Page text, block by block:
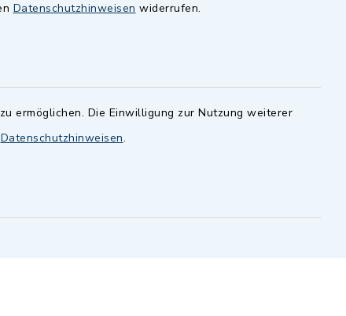
Datenschutzhinweisen widerrufen.
ermöglichen. Die Einwilligung zur Nutzung weiterer
Datenschutzhinweisen.
.